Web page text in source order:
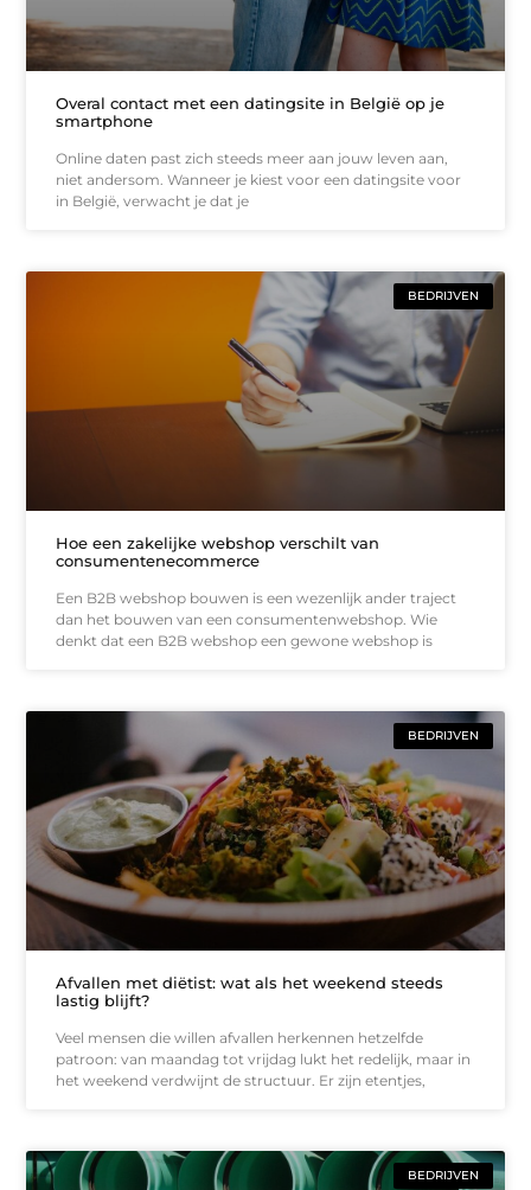
Overal contact met een datingsite in België op je
smartphone
Online daten past zich steeds meer aan jouw leven aan,
niet andersom. Wanneer je kiest voor een datingsite voor
in België, verwacht je dat je
BEDRIJVEN
Hoe een zakelijke webshop verschilt van
consumentenecommerce
Een B2B webshop bouwen is een wezenlijk ander traject
dan het bouwen van een consumentenwebshop. Wie
denkt dat een B2B webshop een gewone webshop is
BEDRIJVEN
Afvallen met diëtist: wat als het weekend steeds
lastig blijft?
Veel mensen die willen afvallen herkennen hetzelfde
patroon: van maandag tot vrijdag lukt het redelijk, maar in
het weekend verdwijnt de structuur. Er zijn etentjes,
BEDRIJVEN